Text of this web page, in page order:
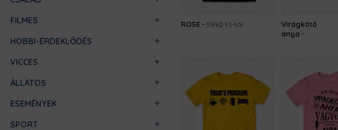
FILMES
HOBBI-ÉRDEKLŐDÉS
VICCES
ÁLLATOS
ESEMÉNYEK
SPORT
ROSE 5990 Ft-tól
Virágkötő
anya